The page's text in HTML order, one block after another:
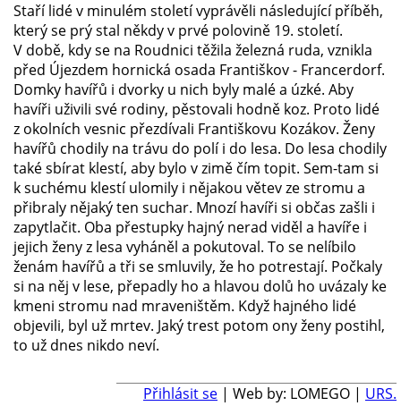
Staří lidé v minulém století vyprávěli následující příběh,
který se prý stal někdy v prvé polovině 19. století.
V době, kdy se na Roudnici těžila železná ruda, vznikla
před Újezdem hornická osada Františkov - Francerdorf.
Domky havířů i dvorky u nich byly malé a úzké. Aby
havíři uživili své rodiny, pěstovali hodně koz. Proto lidé
z okolních vesnic přezdívali Františkovu Kozákov. Ženy
havířů chodily na trávu do polí i do lesa. Do lesa chodily
také sbírat klestí, aby bylo v zimě čím topit. Sem-tam si
k suchému klestí ulomily i nějakou větev ze stromu a
přibraly nějaký ten suchar. Mnozí havíři si občas zašli i
zapytlačit. Oba přestupky hajný nerad viděl a havíře i
jejich ženy z lesa vyháněl a pokutoval. To se nelíbilo
ženám havířů a tři se smluvily, že ho potrestají. Počkaly
si na něj v lese, přepadly ho a hlavou dolů ho uvázaly ke
kmeni stromu nad mraveništěm. Když hajného lidé
objevili, byl už mrtev. Jaký trest potom ony ženy postihl,
to už dnes nikdo neví.
Přihlásit se | Web by: LOMEGO | URS.